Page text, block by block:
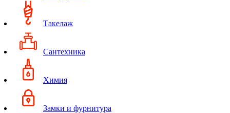
Такелаж
Сантехника
Химия
Замки и фурнитура